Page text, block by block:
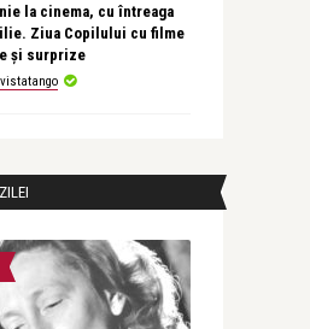
la cinema, cu întreaga
Ziua Copilului cu filme
și surprize